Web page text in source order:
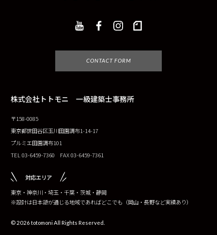
CONTACT FORM
株式会社トトモニ 一級建築士事務所
〒158-0085
東京都世田谷区玉川田園調布1-14-17
プルミエ田園調布101
TEL 03-6459-7360 FAX 03-6459-7361
対応エリア
東京・神奈川・埼玉・千葉・茨城・静岡
※設計は日本語が通じる地域であればどこでも（岡山・長野など実績あり）
© 2026 totomoni All Rights Reserved.